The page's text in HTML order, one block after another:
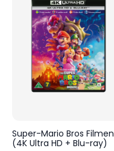
Super-Mario Bros Filmen
(4K Ultra HD + Blu-ray)